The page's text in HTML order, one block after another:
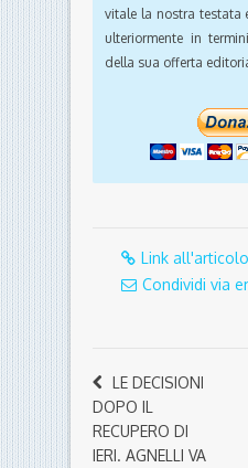
vitale la nostra testata
ulteriormente in
della sua offerta
Link all'articolo
Condividi via
LE DECISIONI
DOPO IL
RECUPERO DI
IERI. AGNELLI VA